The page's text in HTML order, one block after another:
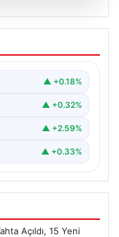
İletişimin
Deneyimi
Güncel
▲ +0.18%
▲ +0.32%
▲ +2.59%
▲ +0.33%
Açıldı, 15 Yeni